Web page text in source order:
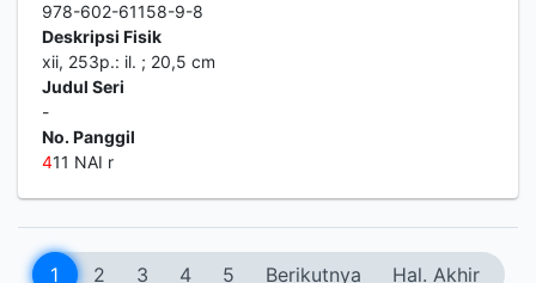
978-602-61158-9-8
Deskripsi Fisik
xii, 253p.: il. ; 20,5 cm
Judul Seri
-
No. Panggil
411 NAI r
1 2 3 4 5 Berikutnya Hal. Akhir